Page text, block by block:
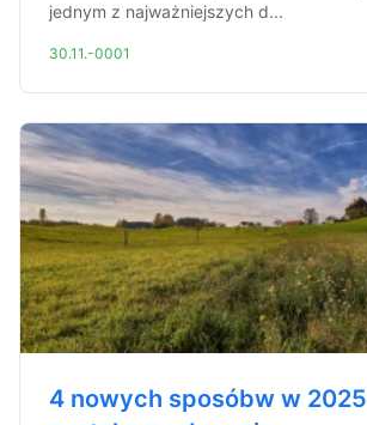
jednym z najważniejszych d...
30.11.-0001
4 nowych sposóbw w